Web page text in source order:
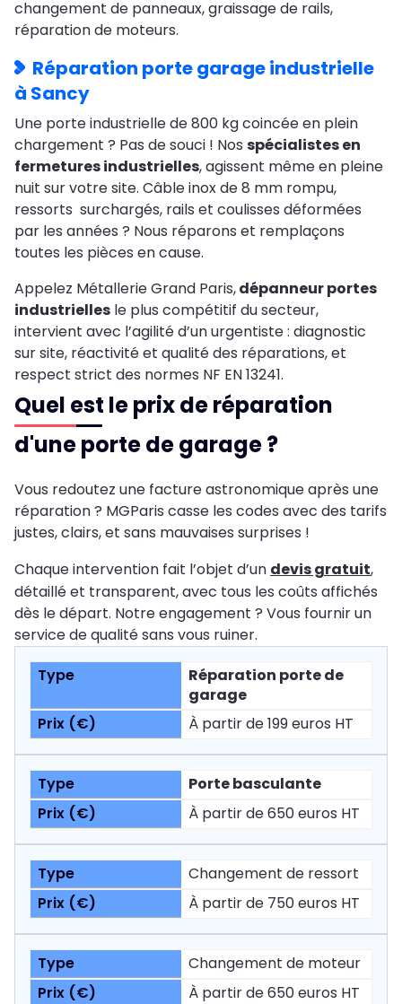
changement de panneaux, graissage de rails,
réparation de moteurs.
Réparation porte garage industrielle
à Sancy
Une porte industrielle de 800 kg coincée en plein
chargement ? Pas de souci ! Nos spécialistes en
fermetures industrielles, agissent même en pleine
nuit sur votre site. Câble inox de 8 mm rompu,
ressorts surchargés, rails et coulisses déformées
par les années ? Nous réparons et remplaçons
toutes les pièces en cause.
Appelez Métallerie Grand Paris,dépanneur portes
industrielles le plus compétitif du secteur,
intervient avec l’agilité d’un urgentiste : diagnostic
sur site, réactivité et qualité des réparations, et
respect strict des normes NF EN 13241.
Quel est le prix de réparation
d'une porte de garage ?
Vous redoutez une facture astronomique après une
réparation ? MGParis casse les codes avec des tarifs
justes, clairs, et sans mauvaises surprises !
Chaque intervention fait l’objet d’un devis gratuit,
détaillé et transparent, avec tous les coûts affichés
dès le départ. Notre engagement ? Vous fournir un
service de qualité sans vous ruiner.
Réparation porte de
garage
À partir de 199 euros HT
Porte basculante
À partir de 650 euros HT
Changement de ressort
À partir de 750 euros HT
Changement de moteur
À partir de 650 euros HT